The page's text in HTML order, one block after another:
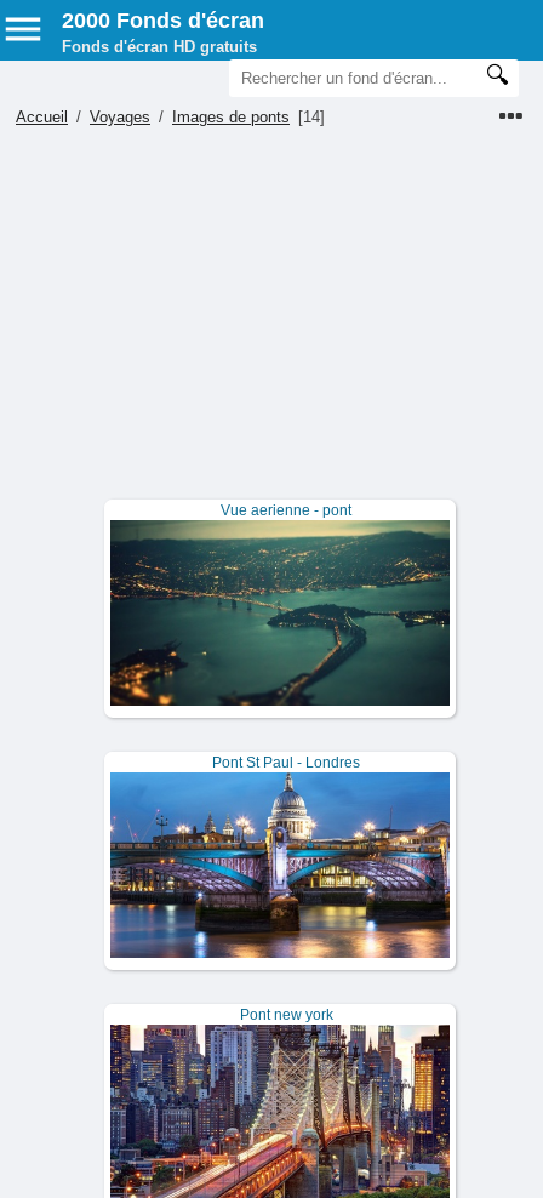
2000 Fonds d'écran
Fonds d'écran HD gratuits
Accueil / Voyages / Images de ponts [14]
Vue aerienne - pont
Pont St Paul - Londres
Pont new york